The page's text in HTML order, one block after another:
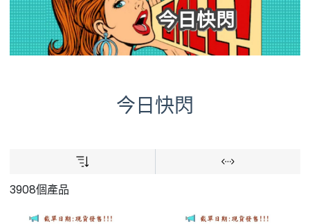
今日快閃
3908個產品